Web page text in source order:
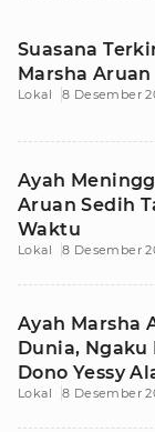
Suasana
Marsha Aruan
Lokal 8 Desember
Ayah
Aruan Sedih
Waktu
Lokal 8 Desember
Ayah Marsha
Dunia, Ngaku
Dono Yessy
Lokal 8 Desember